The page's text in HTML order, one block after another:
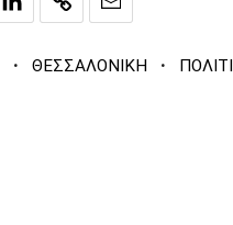
· ΘΕΣΣΑΛΟΝΙΚΗ ·